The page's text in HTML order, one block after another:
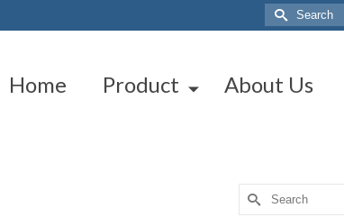
Search
for:
Home Product About Us
Search
for: